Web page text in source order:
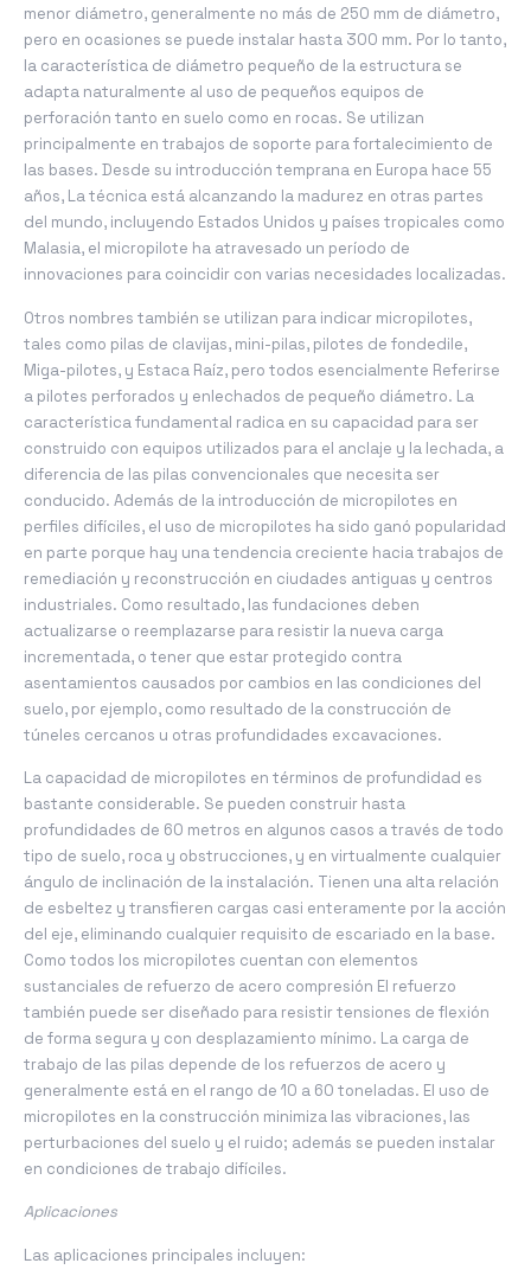
menor diámetro, generalmente no más de 250 mm de diámetro,
pero en ocasiones se puede instalar hasta 300 mm. Por lo tanto,
la característica de diámetro pequeño de la estructura se
adapta naturalmente al uso de pequeños equipos de
perforación tanto en suelo como en rocas. Se utilizan
principalmente en trabajos de soporte para fortalecimiento de
las bases. Desde su introducción temprana en Europa hace 55
años, La técnica está alcanzando la madurez en otras partes
del mundo, incluyendo Estados Unidos y países tropicales como
Malasia, el micropilote ha atravesado un período de
innovaciones para coincidir con varias necesidades localizadas.
Otros nombres también se utilizan para indicar micropilotes,
tales como pilas de clavijas, mini-pilas, pilotes de fondedile,
Miga-pilotes, y Estaca Raíz, pero todos esencialmente Referirse
a pilotes perforados y enlechados de pequeño diámetro. La
característica fundamental radica en su capacidad para ser
construido con equipos utilizados para el anclaje y la lechada, a
diferencia de las pilas convencionales que necesita ser
conducido. Además de la introducción de micropilotes en
perfiles difíciles, el uso de micropilotes ha sido ganó popularidad
en parte porque hay una tendencia creciente hacia trabajos de
remediación y reconstrucción en ciudades antiguas y centros
industriales. Como resultado, las fundaciones deben
actualizarse o reemplazarse para resistir la nueva carga
incrementada, o tener que estar protegido contra
asentamientos causados ​​por cambios en las condiciones del
suelo, por ejemplo, como resultado de la construcción de
túneles cercanos u otras profundidades excavaciones.
La capacidad de micropilotes en términos de profundidad es
bastante considerable. Se pueden construir hasta
profundidades de 60 metros en algunos casos a través de todo
tipo de suelo, roca y obstrucciones, y en virtualmente cualquier
ángulo de inclinación de la instalación. Tienen una alta relación
de esbeltez y transfieren cargas casi enteramente por la acción
del eje, eliminando cualquier requisito de escariado en la base.
Como todos los micropilotes cuentan con elementos
sustanciales de refuerzo de acero compresión El refuerzo
también puede ser diseñado para resistir tensiones de flexión
de forma segura y con desplazamiento mínimo. La carga de
trabajo de las pilas depende de los refuerzos de acero y
generalmente está en el rango de 10 a 60 toneladas. El uso de
micropilotes en la construcción minimiza las vibraciones, las
perturbaciones del suelo y el ruido; además se pueden instalar
en condiciones de trabajo difíciles.
Aplicaciones
Las aplicaciones principales incluyen: